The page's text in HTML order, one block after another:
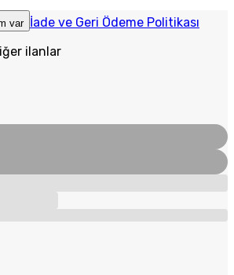
var İade ve Geri Ödeme Politikası
ilanlar